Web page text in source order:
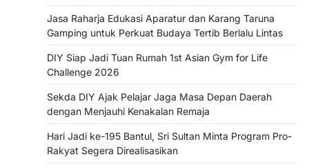
Jasa Raharja Edukasi Aparatur dan Karang Taruna
Gamping untuk Perkuat Budaya Tertib Berlalu Lintas
DIY Siap Jadi Tuan Rumah 1st Asian Gym for Life
Challenge 2026
Sekda DIY Ajak Pelajar Jaga Masa Depan Daerah
dengan Menjauhi Kenakalan Remaja
Hari Jadi ke-195 Bantul, Sri Sultan Minta Program Pro-
Rakyat Segera Direalisasikan